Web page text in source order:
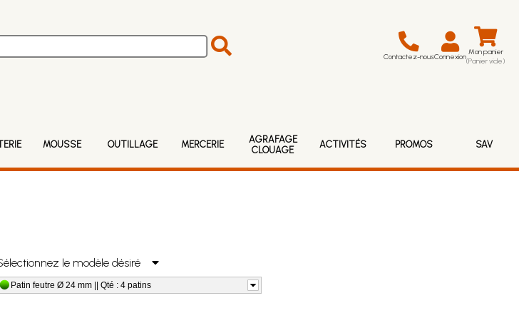
Contactez-nousConnexion Mon panier
(Panier vide)
MOUSSE OUTILLAGE MERCERIE
AGRAFAGE
CLOUAGE
ACTIVITÉS PROMOS SAV
le modèle désiré
Patin feutre Ø 24 mm || Qté : 4 patins